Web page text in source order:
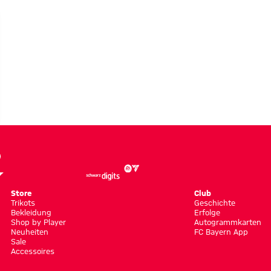
Store
Trikots
Bekleidung
Shop by Player
Neuheiten
Sale
Accessoires
Club
Geschichte
Erfolge
Autogrammkarten
FC Bayern App